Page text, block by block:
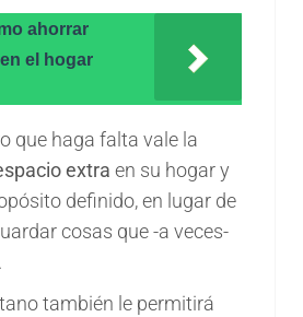
ahorrar
el hogar
que haga falta vale la
extra en su hogar y
definido, en lugar de
cosas que -a veces-
también le permitirá